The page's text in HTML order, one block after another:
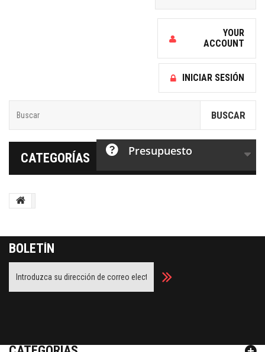
YOUR
ACCOUNT
INICIAR SESIÓN
BUSCAR
CATEGORÍAS Presupuesto
BOLETÍN